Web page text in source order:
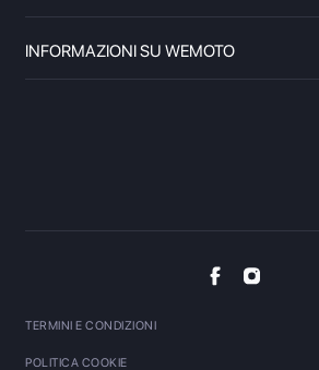
INFORMAZIONI SU WEMOTO
TERMINI E CONDIZIONI
POLITICA COOKIE